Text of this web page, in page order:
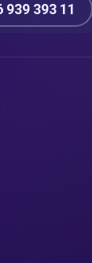
939 393 11